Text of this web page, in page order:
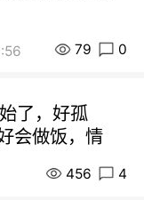
79 0
了，好孤
会做饭，情
456 4